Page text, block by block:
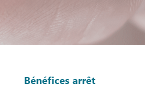
Bénéfices arrêt